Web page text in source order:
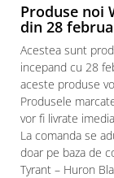
Paints & Tools
Books and Codex
Accesorii
Figurine
Star Wars figurine
Friday The 13th
Produse noi
din 28
Acestea sunt
incepand cu 28
aceste produse
Produsele
vor fi livrate
La comanda se
doar pe baza de
Tyrant – Huron